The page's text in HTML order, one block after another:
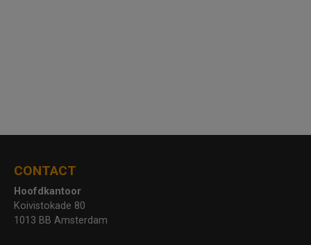
CONTACT
Hoofdkantoor
Koivistokade 80
1013 BB Amsterdam